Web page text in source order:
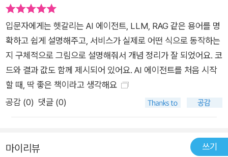
입문자에게는 헷갈리는 AI 에이전트, LLM, RAG 같은 용어를 명
확하고 쉽게 설명해주고, 서비스가 실제로 어떤 식으로 동작하는
지 구체적으로 그림으로 설명해줘서 개념 정리가 잘 되었어요. 코
드와 결과 값도 함께 제시되어 있어요. AI 에이전트를 처음 시작
할 때, 딱 좋은 책이라고 생각해요
공감 (0) 댓글 (0)
마이리뷰 쓰기